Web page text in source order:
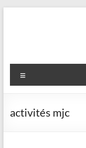
activités mjc